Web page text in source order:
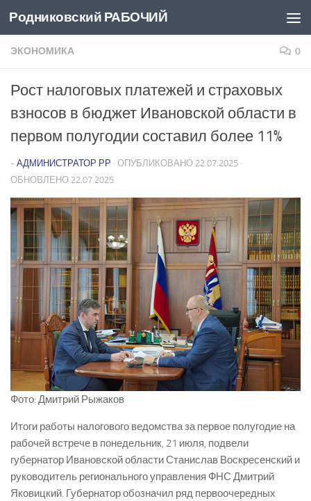
Перейти к содержимому
Родниковский РАБОЧИЙ
ЭКОНОМИКА 0
Рост налоговых платежей и страховых
взносов в бюджет Ивановской области в
первом полугодии составил более 11%
- АДМИНИСТРАТОР РР · ОПУБЛИКОВАНО 22.07.2025 ·
ОБНОВЛЕНО 22.07.2025
Фото: Дмитрий Рыжаков
Итоги работы налогового ведомства за первое полугодие на
рабочей встрече в понедельник, 21 июля, подвели
губернатор Ивановской области Станислав Воскресенский и
руководитель регионального управления ФНС Дмитрий
Яковицкий. Губернатор обозначил ряд первоочередных